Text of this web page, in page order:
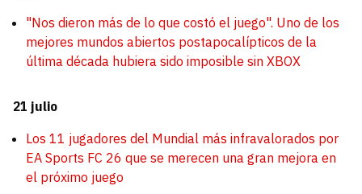
"Nos dieron más de lo que costó el juego". Uno de los
mejores mundos abiertos postapocalípticos de la
última década hubiera sido imposible sin XBOX
21 julio
Los 11 jugadores del Mundial más infravalorados por
EA Sports FC 26 que se merecen una gran mejora en
el próximo juego